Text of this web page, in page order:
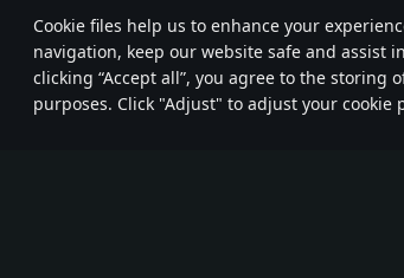
Сookie files help us to enhance your
navigation, keep our website safe and assist
clicking “Accept all”, you agree to the storing
purposes. Click "Adjust" to adjust your cookie